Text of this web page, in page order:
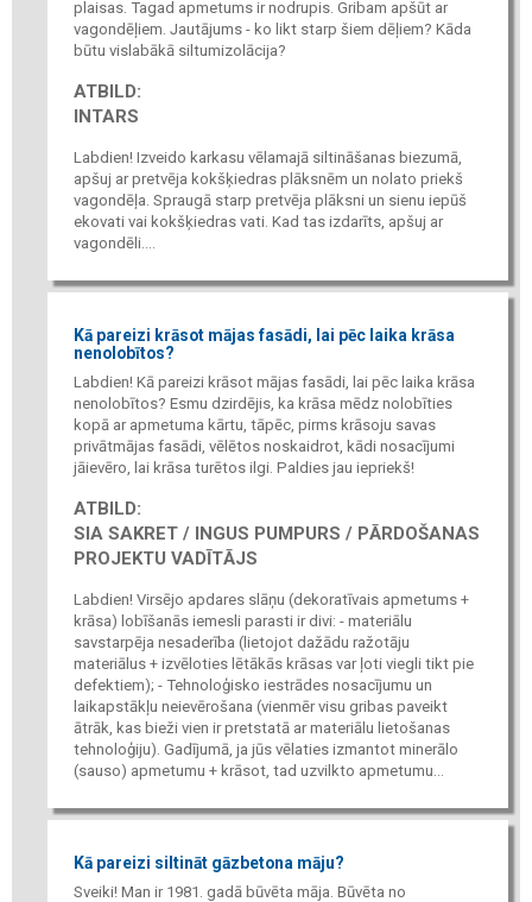
plaisas. Tagad apmetums ir nodrupis. Gribam apšūt ar
vagondēļiem. Jautājums - ko likt starp šiem dēļiem? Kāda
būtu vislabākā siltumizolācija?
ATBILD:
INTARS
Labdien! Izveido karkasu vēlamajā siltināšanas biezumā,
apšuj ar pretvēja kokšķiedras plāksnēm un nolato priekš
vagondēļa. Spraugā starp pretvēja plāksni un sienu iepūš
ekovati vai kokšķiedras vati. Kad tas izdarīts, apšuj ar
vagondēli....
Kā pareizi krāsot mājas fasādi, lai pēc laika krāsa
nenolobītos?
Labdien! Kā pareizi krāsot mājas fasādi, lai pēc laika krāsa
nenolobītos? Esmu dzirdējis, ka krāsa mēdz nolobīties
kopā ar apmetuma kārtu, tāpēc, pirms krāsoju savas
privātmājas fasādi, vēlētos noskaidrot, kādi nosacījumi
jāievēro, lai krāsa turētos ilgi. Paldies jau iepriekš!
ATBILD:
SIA SAKRET / INGUS PUMPURS / PĀRDOŠANAS
PROJEKTU VADĪTĀJS
Labdien! Virsējo apdares slāņu (dekoratīvais apmetums +
krāsa) lobīšanās iemesli parasti ir divi: - materiālu
savstarpēja nesaderība (lietojot dažādu ražotāju
materiālus + izvēloties lētākās krāsas var ļoti viegli tikt pie
defektiem); - Tehnoloģisko iestrādes nosacījumu un
laikapstākļu neievērošana (vienmēr visu gribas paveikt
ātrāk, kas bieži vien ir pretstatā ar materiālu lietošanas
tehnoloģiju). Gadījumā, ja jūs vēlaties izmantot minerālo
(sauso) apmetumu + krāsot, tad uzvilkto apmetumu...
Kā pareizi siltināt gāzbetona māju?
Sveiki! Man ir 1981. gadā būvēta māja. Būvēta no